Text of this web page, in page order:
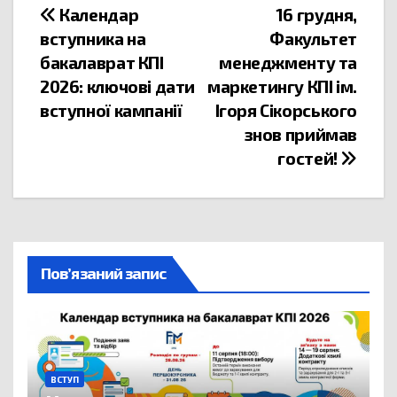
16 грудня,
Факультет
менеджменту та
маркетингу КПІ ім.
Ігоря Сікорського
знов приймав
гостей!
Календар
вступника на
бакалаврат КПІ
2026: ключові дати
вступної кампанії
Пов’язаний запис
ВСТУП